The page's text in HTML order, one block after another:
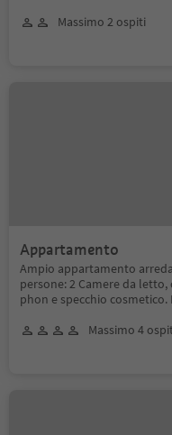
Massimo 2 ospiti
Appartamento
Ampio appartamento
persone: 2 Camere da letto,
phon e specchio
Massimo 4